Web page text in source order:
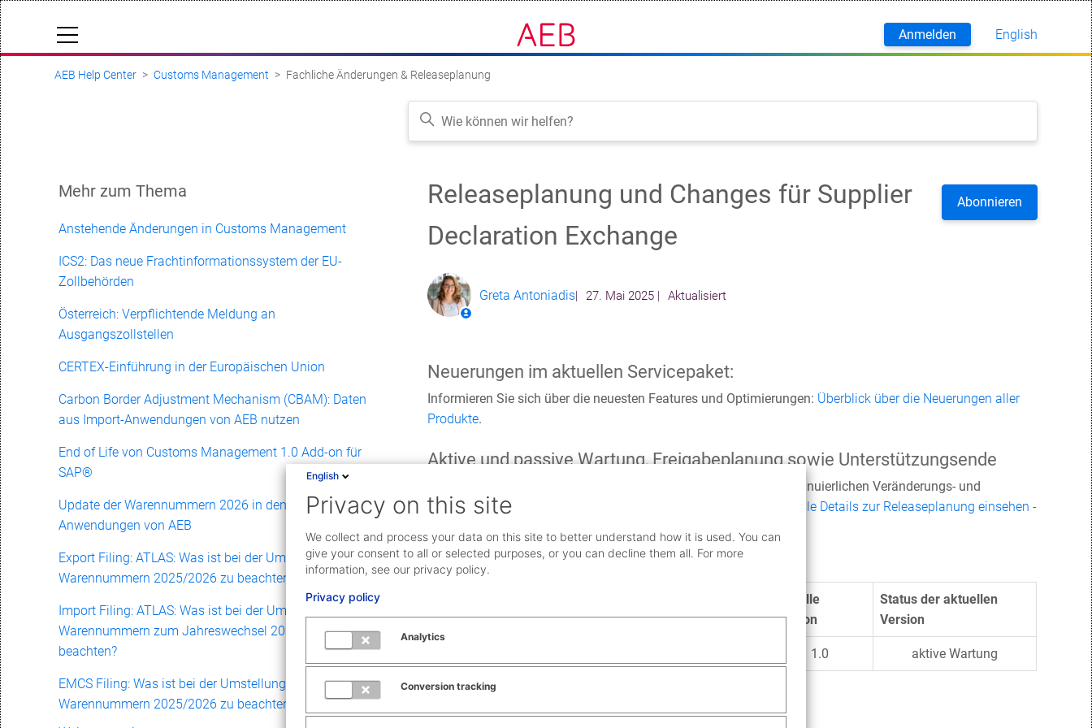
Anmelden
Deutsch
English
Cloud Status
Community
Dokumentation & Downloads
API-Dokumentation
Anfrage einreichen
AEB Help Center Customs Management Fachliche Änderungen & Releaseplanung
Mehr zum Thema
Anstehende Änderungen in Customs Management
ICS2: Das neue Frachtinformationssystem der EU-
Zollbehörden
Österreich: Verpflichtende Meldung an
Ausgangszollstellen
CERTEX-Einführung in der Europäischen Union
Carbon Border Adjustment Mechanism (CBAM): Daten
aus Import-Anwendungen von AEB nutzen
End of Life von Customs Management 1.0 Add-on für
SAP®
Update der Warennummern 2026 in den
Anwendungen von AEB
Export Filing: ATLAS: Was ist bei der Umstellung der
Warennummern 2025/2026 zu beachten?
Import Filing: ATLAS: Was ist bei der Umstellung der
Warennummern zum Jahreswechsel 2025/2026 zu
beachten?
EMCS Filing: Was ist bei der Umstellung der
Warennummern 2025/2026 zu beachten?
Releaseplanung und Changes für Supplier
Declaration Exchange
Folgen Noch
Greta Antoniadis 27. Mai 2025 Aktualisiert
Neuerungen im aktuellen Servicepaket:
Informieren Sie sich über die neuesten Features und Optimierungen: Überblick über die Neuerungen aller
Produkte.
Aktive und passive Wartung, Freigabeplanung sowie Unterstützungsende
AEB-Software und beteiligte Komponenten unterliegen einem kontinuierlichen Veränderungs- und
Weiterentwicklungsprozess. Hier erfahren Sie mehr darüber:
Aktuelle Details zur Releaseplanung einsehen -
Übersicht über die Anwendungen/Komponenten
Version
aktuelle
Version
Status der aktuellen
Version
1.0 aktive Wartung
0
English
Privacy on this site
We collect and process your data on this site to better understand how it is used. You can
give your consent to all or selected purposes, or you can decline them all. For more
information, see our privacy policy.
Privacy policy
Analytics
Conversion tracking